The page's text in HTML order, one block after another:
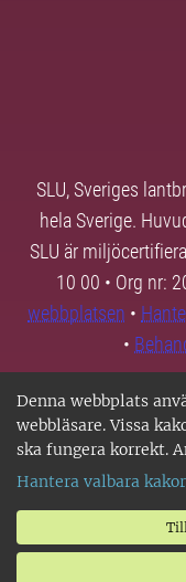
Denna webbplats
webbläsare. Vissa
ska fungera korrekt.
Hantera valbara kakor
SLU, Sveriges
hela Sverige.
SLU är
10 00 • Org nr:
webbplatsen •
•